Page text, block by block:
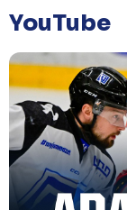
které se mělo
odloženo!
kterém se bude
Náhradní
Úterý 27. ledna
mělo původně
marodky Králů
YouTube